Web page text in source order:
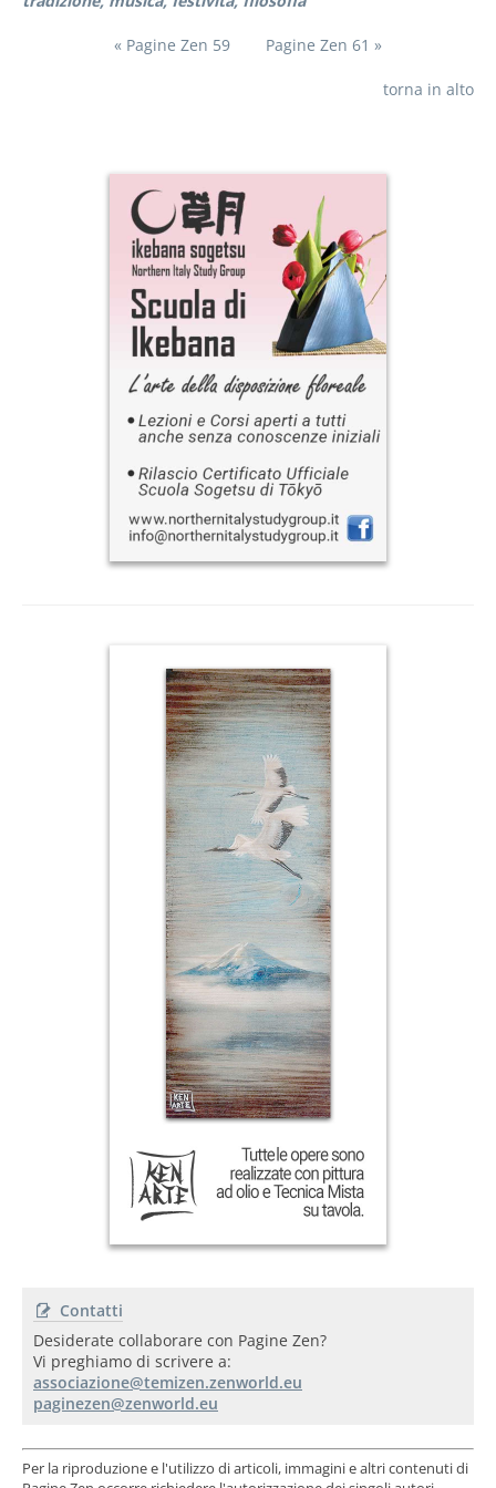
« Pagine Zen 59 Pagine Zen 61 »
torna in alto
Contatti
Desiderate collaborare con Pagine Zen?
Vi preghiamo di scrivere a:
Per la riproduzione e l'utilizzo di articoli, immagini e altri contenuti di